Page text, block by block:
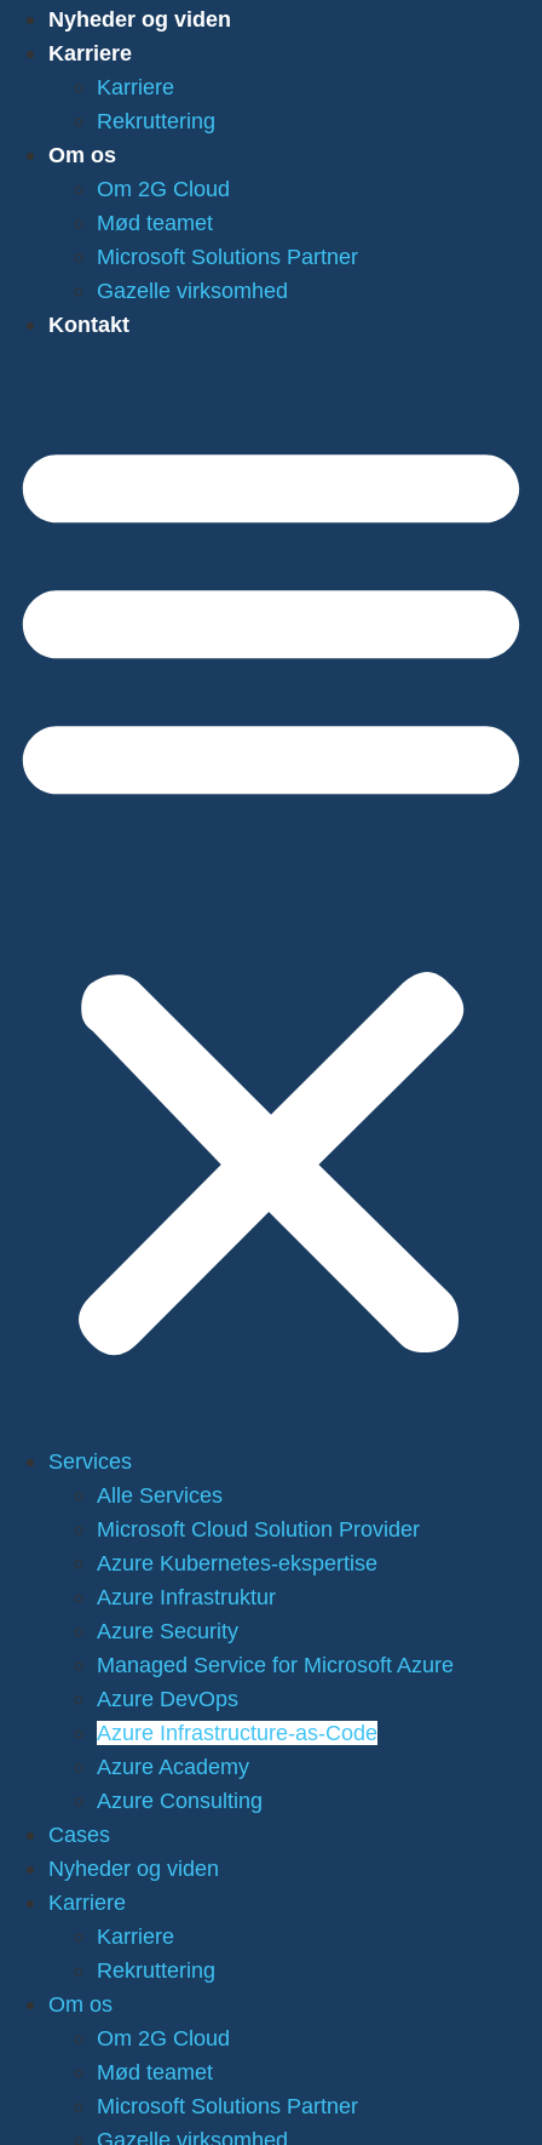
Nyheder og viden
Karriere
Karriere
Rekruttering
Om os
Om 2G Cloud
Mød teamet
Microsoft Solutions Partner
Gazelle virksomhed
Kontakt
Services
Alle Services
Microsoft Cloud Solution Provider
Azure Kubernetes-ekspertise
Azure Infrastruktur
Azure Security
Managed Service for Microsoft Azure
Azure DevOps
Azure Infrastructure-as-Code
Azure Academy
Azure Consulting
Cases
Nyheder og viden
Karriere
Karriere
Rekruttering
Om os
Om 2G Cloud
Mød teamet
Microsoft Solutions Partner